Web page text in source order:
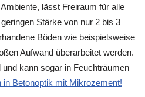
lässt Freiraum für alle
Stärke von nur 2 bis 3
Böden wie beispielsweise
Aufwand überarbeitet werden.
kann sogar in Feuchträumen
in Betonoptik mit Mikrozement!